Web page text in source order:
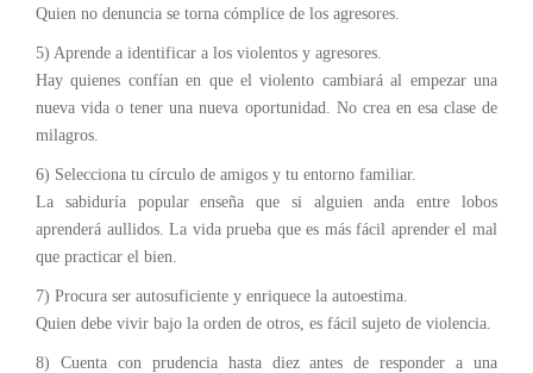
Quien no denuncia se torna cómplice de los agresores.
5) Aprende a identificar a los violentos y agresores.
Hay quienes confían en que el violento cambiará al empezar una
nueva vida o tener una nueva oportunidad. No crea en esa clase de
milagros.
6) Selecciona tu círculo de amigos y tu entorno familiar.
La sabiduría popular enseña que si alguien anda entre lobos
aprenderá aullidos. La vida prueba que es más fácil aprender el mal
que practicar el bien.
7) Procura ser autosuficiente y enriquece la autoestima.
Quien debe vivir bajo la orden de otros, es fácil sujeto de violencia.
8) Cuenta con prudencia hasta diez antes de responder a una